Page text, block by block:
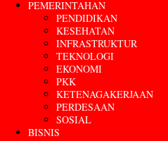
PEMERINTAHAN
PENDIDIKAN
KESEHATAN
INFRASTRUKTUR
TEKNOLOGI
EKONOMI
PKK
KETENAGAKERJAAN
PERDESAAN
SOSIAL
BISNIS